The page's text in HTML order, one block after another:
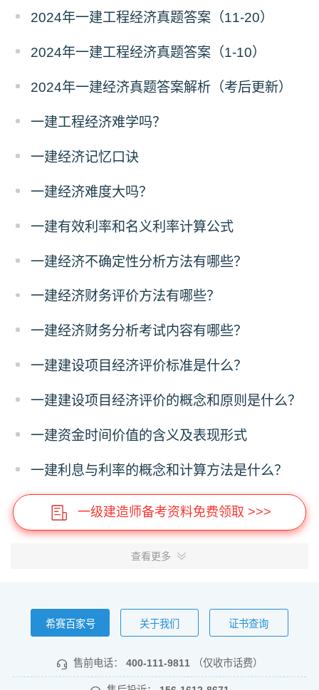
2024年一建工程经济真题答案（11-20）
2024年一建工程经济真题答案（1-10）
2024年一建经济真题答案解析（考后更新）
一建工程经济难学吗？
一建经济记忆口诀
一建经济难度大吗？
一建有效利率和名义利率计算公式
一建经济不确定性分析方法有哪些？
一建经济财务评价方法有哪些？
一建经济财务分析考试内容有哪些？
一建建设项目经济评价标准是什么？
一建建设项目经济评价的概念和原则是什么？
一建资金时间价值的含义及表现形式
一建利息与利率的概念和计算方法是什么？
一级建造师备考资料免费领取 >>>
查看更多
希赛百家号 关于我们 证书查询
售前电话： 400-111-9811 （仅收市话费）